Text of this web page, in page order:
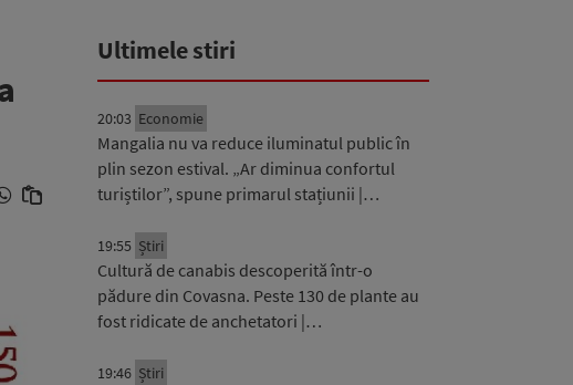
Ultimele stiri
20:03 Economie
Mangalia nu va reduce iluminatul public în
plin sezon estival. „Ar diminua confortul
turiștilor”, spune primarul stațiunii |…
19:55 Știri
Cultură de canabis descoperită într-o
pădure din Covasna. Peste 130 de plante au
fost ridicate de anchetatori |…
19:46 Știri